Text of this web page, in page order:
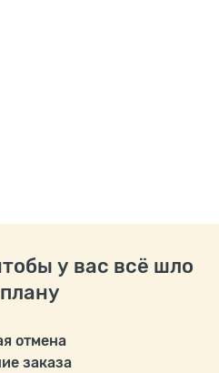
у вас всё шло
отмена
заказа